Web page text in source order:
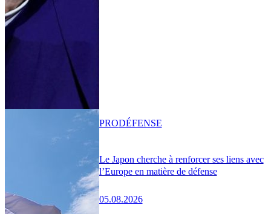
Le Japon cherche à renforcer ses liens avec
l’Europe en matière de défense
05.08.2026
PRODÉFENSE